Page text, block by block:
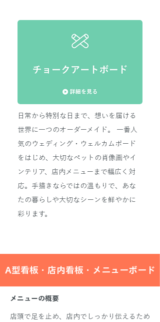
日常から特別な日まで、想いを届ける
世界に一つのオーダーメイド。 一番人
気のウェディング・ウェルカムボード
をはじめ、大切なペットの肖像画やイ
ンテリア、店内メニューまで幅広く対
応。手描きならではの温もりで、あな
たの暮らしや大切なシーンを鮮やかに
彩ります。
A型看板・店内看板・メニューボード
メニューの概要
店頭で足を止め、店内でしっかり伝えるため